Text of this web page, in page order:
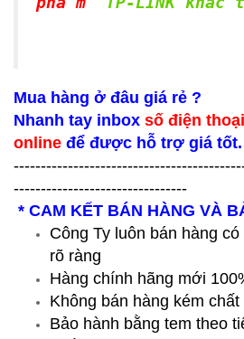
Mua hàng ở đâu giá rẻ ?
Nhanh tay inbox số điện thoại
online để được hỗ trợ giá tốt.
--------------------------------
* CAM KẾT BÁN HÀNG VÀ
Công Ty luôn bán hàng
rõ ràng
Hàng chính hãng mới
Không bán hàng kém
Bảo hành bằng tem theo